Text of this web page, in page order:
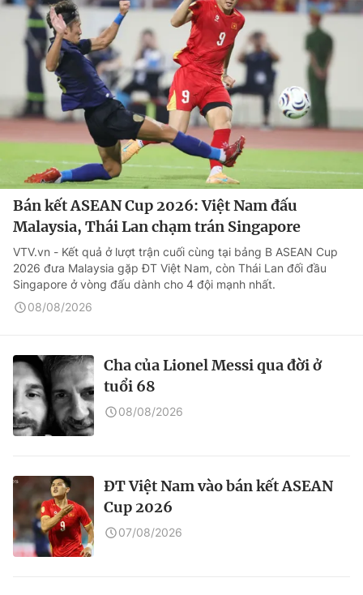
Bán kết ASEAN Cup 2026: Việt Nam đấu
Malaysia, Thái Lan chạm trán Singapore
VTV.vn - Kết quả ở lượt trận cuối cùng tại bảng B ASEAN Cup
2026 đưa Malaysia gặp ĐT Việt Nam, còn Thái Lan đối đầu
Singapore ở vòng đấu dành cho 4 đội mạnh nhất.
08/08/2026
Cha của Lionel Messi qua đời ở
tuổi 68
08/08/2026
ĐT Việt Nam vào bán kết ASEAN
Cup 2026
07/08/2026